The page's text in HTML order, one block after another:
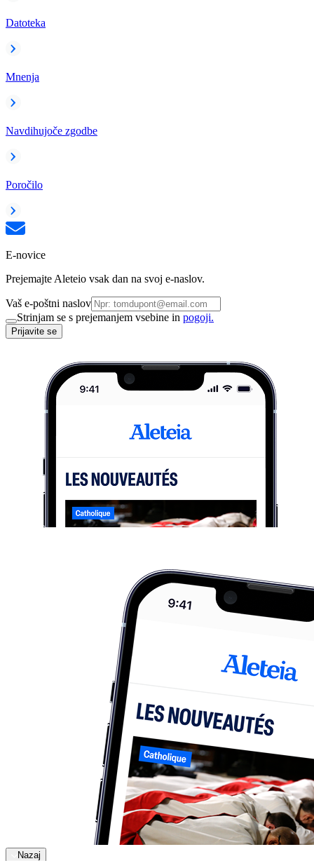
Datoteka
Mnenja
Navdihujoče zgodbe
Poročilo
E-novice
Prejemajte Aleteio vsak dan na svoj e-naslov.
Vaš e-poštni naslov
Strinjam se s prejemanjem vsebine in pogoji.
Prijavite se
Nazaj